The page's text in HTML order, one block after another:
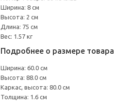
Ширина: 8 см
Высота: 2 см
Длина: 75 см
Вес: 1.57 кг
Подробнее о размере товара
Ширина: 60.0 см
Высота: 88.0 см
Каркас, высота: 80.0 см
Толщина: 1.6 см